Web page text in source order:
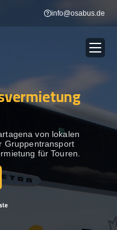
info@osabus.de
Show dropdown
Show dropdown
von lokalen
Gruppentransport
für Touren.